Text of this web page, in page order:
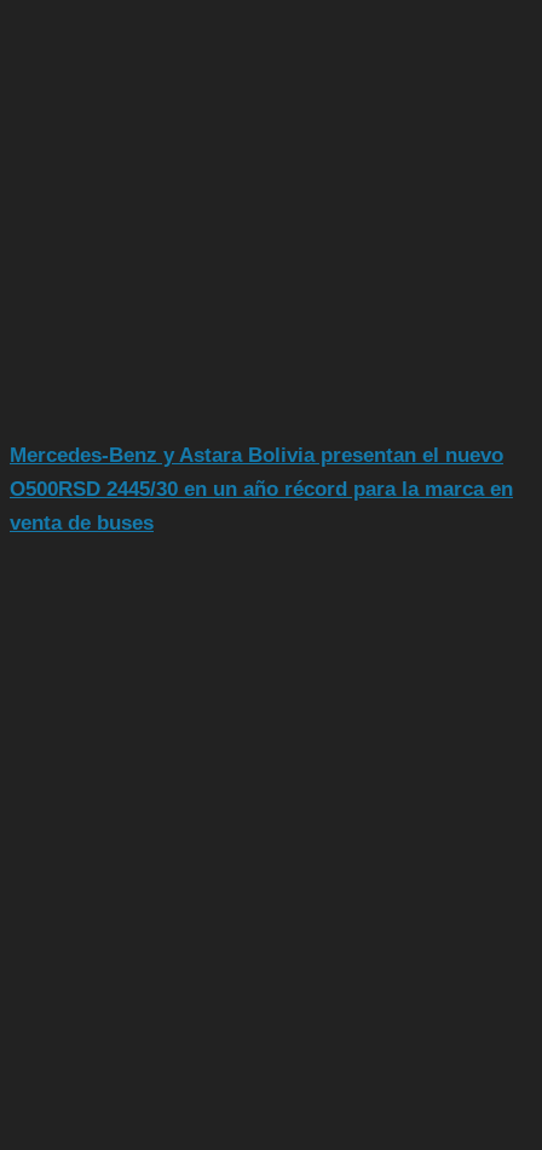
Mercedes-Benz y Astara Bolivia presentan el nuevo
O500RSD 2445/30 en un año récord para la marca en
venta de buses